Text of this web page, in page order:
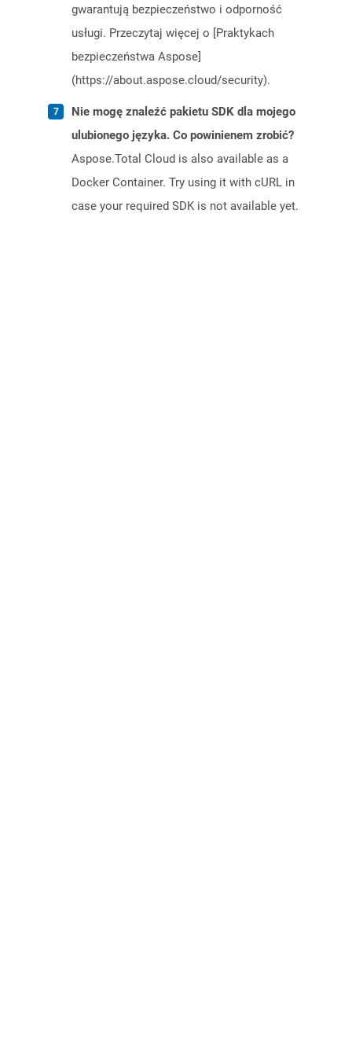
gwarantują bezpieczeństwo i odporność
usługi. Przeczytaj więcej o [Praktykach
bezpieczeństwa Aspose]
(https://about.aspose.cloud/security).
Nie mogę znaleźć pakietu SDK dla mojego
ulubionego języka. Co powinienem zrobić?
Aspose.Total Cloud is also available as a
Docker Container. Try using it with cURL in
case your required SDK is not available yet.